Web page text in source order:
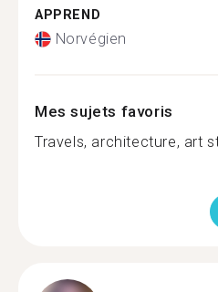
APPREND
Norvégien
Mes sujets favoris
Travels, architecture, art